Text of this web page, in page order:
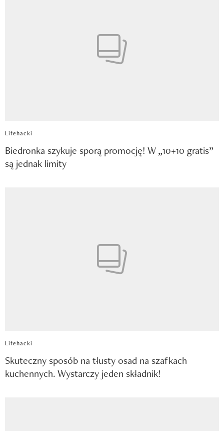
Lifehacki
Biedronka szykuje sporą promocję! W „10+10 gratis”
są jednak limity
Lifehacki
Skuteczny sposób na tłusty osad na szafkach
kuchennych. Wystarczy jeden składnik!